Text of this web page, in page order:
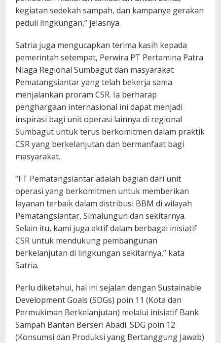
kegiatan sedekah sampah, dan kampanye gerakan
peduli lingkungan,” jelasnya.
Satria juga mengucapkan terima kasih kepada
pemerintah setempat, Perwira PT Pertamina Patra
Niaga Regional Sumbagut dan masyarakat
Pematangsiantar yang telah bekerja sama
menjalankan proram CSR. Ia berharap
penghargaan internasional ini dapat menjadi
inspirasi bagi unit operasi lainnya di regional
Sumbagut untuk terus berkomitmen dalam praktik
CSR yang berkelanjutan dan bermanfaat bagi
masyarakat.
“FT Pematangsiantar adalah bagian dari unit
operasi yang berkomitmen untuk memberikan
layanan terbaik dalam distribusi BBM di wilayah
Pematangsiantar, Simalungun dan sekitarnya.
Selain itu, kami juga aktif dalam berbagai inisiatif
CSR untuk mendukung pembangunan
berkelanjutan di lingkungan sekitarnya,” kata
Satria.
Perlu diketahui, hal ini sejalan dengan Sustainable
Development Goals (SDGs) poin 11 (Kota dan
Permukiman Berkelanjutan) melalui inisiatif Bank
Sampah Bantan Berseri Abadi. SDG poin 12
(Konsumsi dan Produksi yang Bertanggung Jawab)